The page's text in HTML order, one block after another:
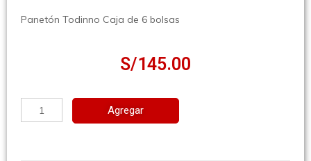
Panetón Todinno Caja de 6 bolsas
S/145.00
Agregar